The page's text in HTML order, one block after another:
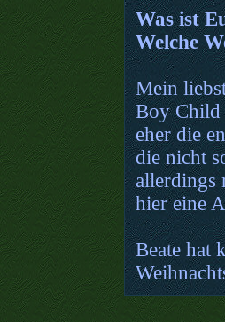
Was ist
Welche
Mein
Boy Child
eher die
die nicht
allerdings
hier eine
Beate hat